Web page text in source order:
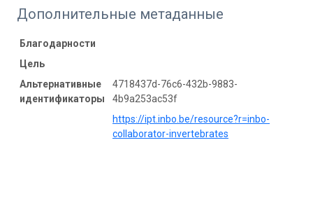
Дополнительные метаданные
Благодарности
Цель
Альтернативные
идентификаторы
4718437d-76c6-432b-9883-
4b9a253ac53f
https://ipt.inbo.be/resource?r=inbo-
collaborator-invertebrates